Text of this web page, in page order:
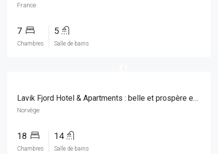
France
7
Chambres
5
Salle de bains
Lavik Fjord Hotel & Apartments : belle et prospère entreprise de restauration, située de manière unique sur le Sognefjord
Norvège
18
Chambres
14
Salle de bains